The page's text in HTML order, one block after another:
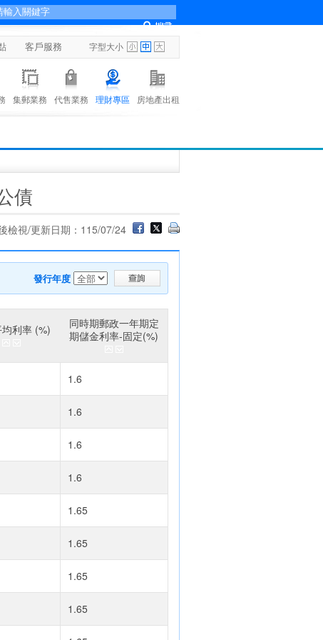
客戶服務 字型大小
集郵業務 代售業務 理財專區 房地產出租
債
檢視/更新日期：115/07/24
發行年度
利率 (%)
同時期郵政一年期定
期儲金利率-固定(%)
1.6
1.6
1.6
1.6
1.65
1.65
1.65
1.65